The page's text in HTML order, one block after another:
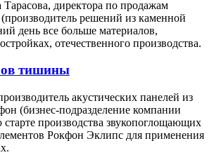
директора по продажам
решений из каменной
день все больше материалов,
отечественного производства.
тишины
акустических панелей из
(бизнес-подразделение компании
производства звукопоглощающих
Рокфон Эклипс для применения